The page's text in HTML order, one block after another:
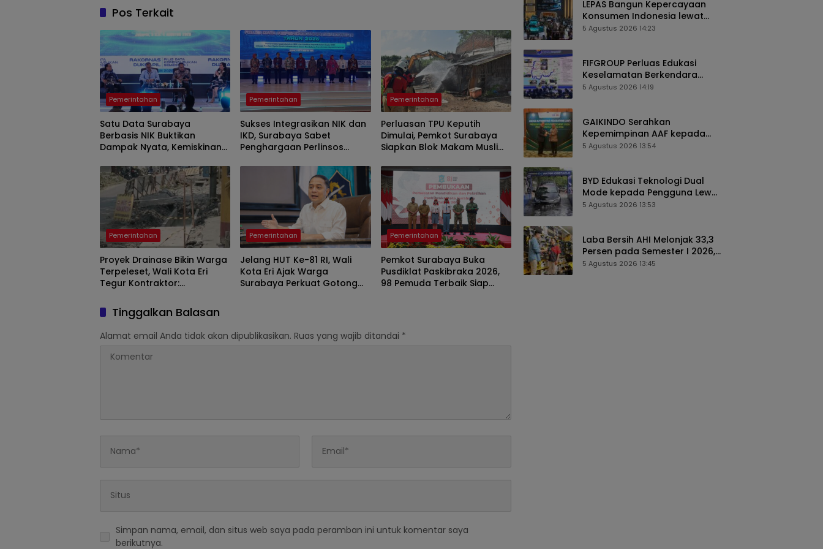
Pos Terkait
Pemerintahan
Satu Data Surabaya
Berbasis NIK Buktikan
Dampak Nyata, Kemiskinan
Pemerintahan
Sukses Integrasikan NIK dan
IKD, Surabaya Sabet
Penghargaan Perlinsos
Pemerintahan
Perluasan TPU Keputih
Dimulai, Pemkot Surabaya
Siapkan Blok Makam Muslim
Pemerintahan
Proyek Drainase Bikin Warga
Terpeleset, Wali Kota Eri
Tegur Kontraktor:
Pemerintahan
Jelang HUT Ke-81 RI, Wali
Kota Eri Ajak Warga
Surabaya Perkuat Gotong
Pemerintahan
Pemkot Surabaya Buka
Pusdiklat Paskibraka 2026,
98 Pemuda Terbaik Siap
Tinggalkan Balasan
Alamat email Anda tidak akan dipublikasikan. Ruas yang wajib ditandai *
Simpan nama, email, dan situs web saya pada peramban ini untuk komentar saya
berikutnya.
LEPAS Bangun Kepercayaan
Konsumen Indonesia lewat
Pengalaman Berkendara
5 Agustus 2026 14:23
FIFGROUP Perluas Edukasi
Keselamatan Berkendara
Lewat Program FABL di GIIAS
5 Agustus 2026 14:19
GAIKINDO Serahkan
Kepemimpinan AAF kepada
Malaysia, Perkuat Kolaborasi
5 Agustus 2026 13:54
BYD Edukasi Teknologi Dual
Mode kepada Pengguna Lewat
Komunitas BEYOND di GIIAS
5 Agustus 2026 13:53
Laba Bersih AHI Melonjak 33,3
Persen pada Semester I 2026,
Ekspansi AZKO Berlanjut hingga
5 Agustus 2026 13:45